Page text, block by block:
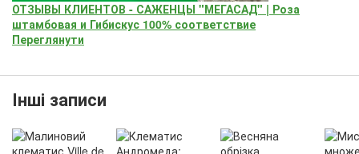
ОТЗЫВЫ КЛИЕНТОВ - САЖЕНЦЫ "МЕГАСАД" | Роза
штамбовая и Гибискус 100% соответствие
Переглянути
Інші записи